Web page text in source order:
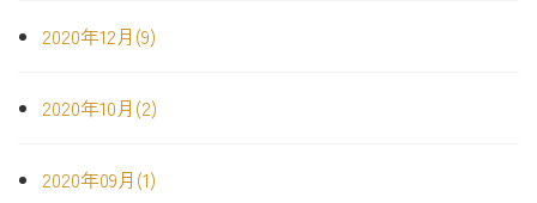
2020年12月(9)
2020年10月(2)
2020年09月(1)